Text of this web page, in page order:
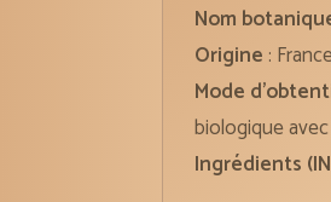
Nom
Origine :
Mode
biologique
Ingrédients